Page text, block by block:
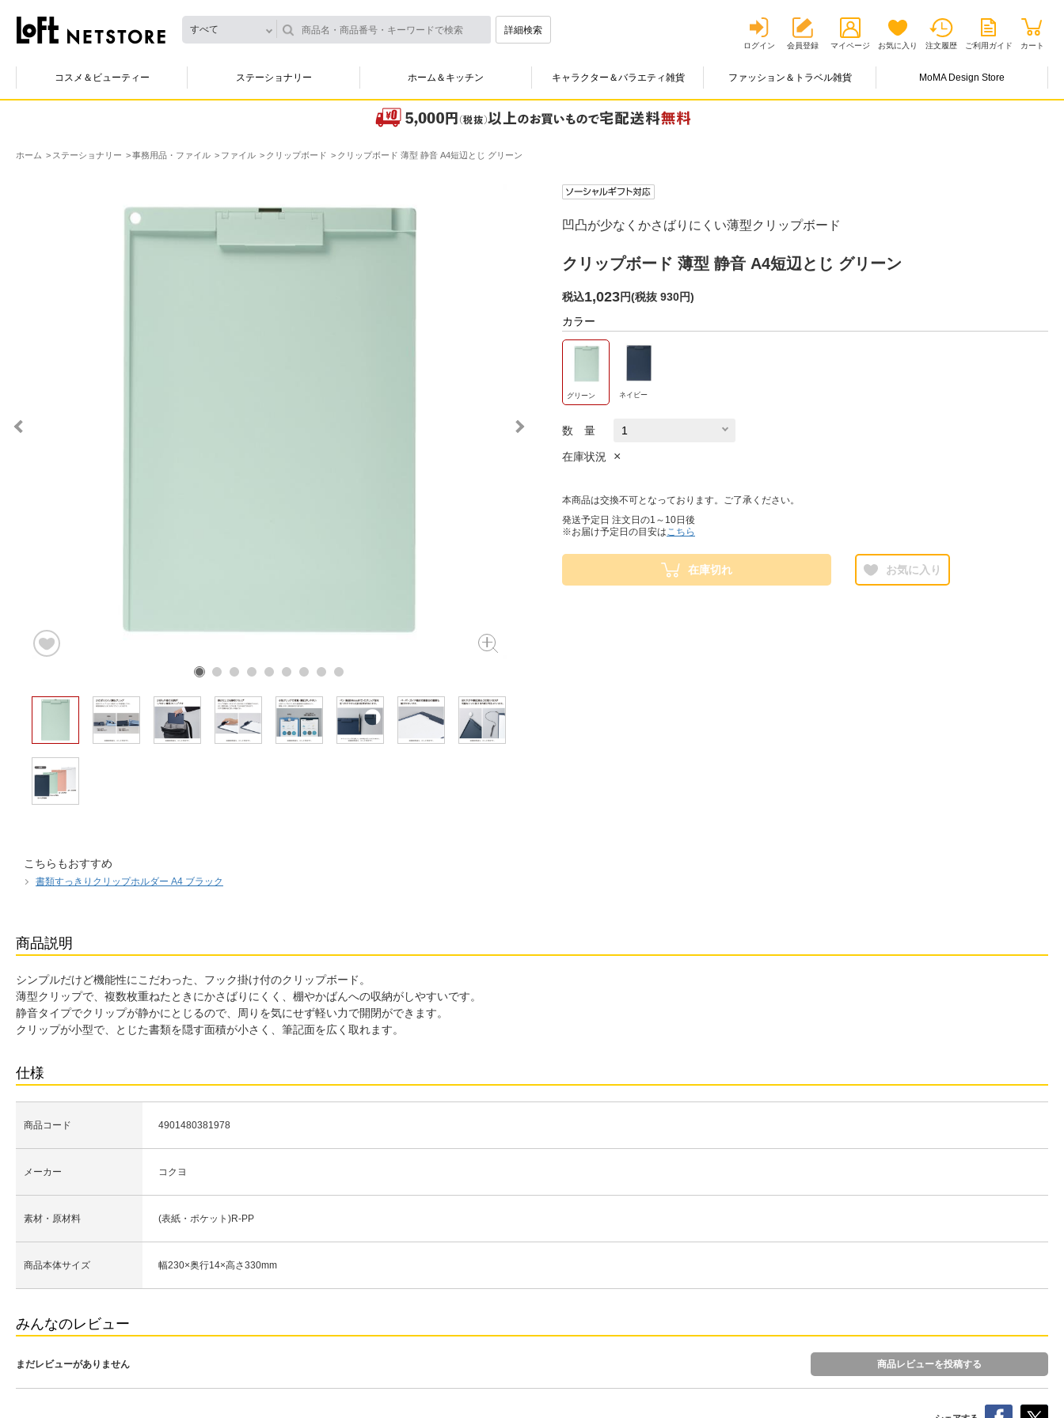
すべて 詳細検索
ログイン 会員登録 マイページ お気に入り 注文履歴 ご利用ガイド カート
コスメ＆ビューティー ステーショナリー ホーム＆キッチン キャラクター＆バラエティ雑貨 ファッション＆トラベル雑貨 MoMA Design Store
ホーム ステーショナリー 事務用品・ファイル ファイル クリップボード クリップボード 薄型 静音 A4短辺とじ グリーン
凹凸が少なくかさばりにくい薄型クリップボード
クリップボード 薄型 静音 A4短辺とじ グリーン
税込1,023円(税抜 930円)
カラー
グリーン ネイビー
数 量
在庫状況 ×
本商品は交換不可となっております。ご了承ください。
発送予定日 注文日の1～10日後
※お届け予定日の目安はこちら
在庫切れ お気に入り
こちらもおすすめ
書類すっきりクリップホルダー A4 ブラック
商品説明
シンプルだけど機能性にこだわった、フック掛け付のクリップボード。
薄型クリップで、複数枚重ねたときにかさばりにくく、棚やかばんへの収納がしやすいです。
静音タイプでクリップが静かにとじるので、周りを気にせず軽い力で開閉ができます。
クリップが小型で、とじた書類を隠す面積が小さく、筆記面を広く取れます。
仕様
商品コード 4901480381978
メーカー コクヨ
素材・原材料 (表紙・ポケット)R-PP
商品本体サイズ 幅230×奥行14×高さ330mm
みんなのレビュー
まだレビューがありません 商品レビューを投稿する